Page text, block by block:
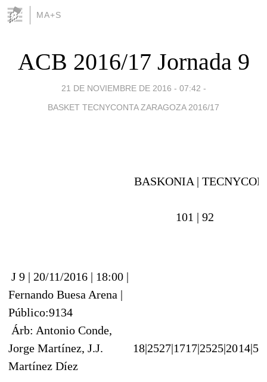
MA+S
ACB 2016/17 Jornada 9
21 DE NOVIEMBRE DE 2016 - 07:42 -
BASKET TECNYCONTA ZARAGOZA 2016/17
BASKONIA |
101 | 92
J 9 | 20/11/2016 | 18:00 |
Fernando Buesa Arena |
Público:9134
Árb: Antonio Conde,
Jorge Martínez, J.J.
Martínez Díez
18|2527|1717|2525|2014|5